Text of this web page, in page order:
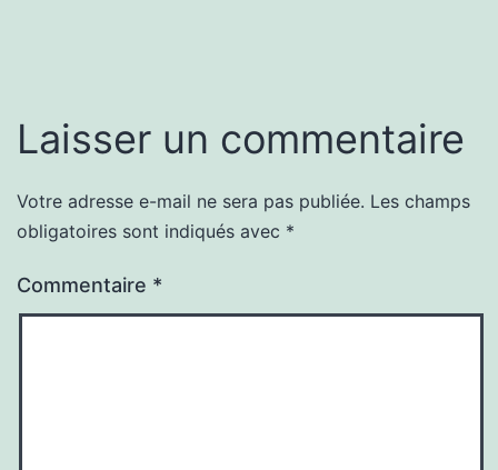
Laisser un commentaire
Votre adresse e-mail ne sera pas publiée. Les champs
obligatoires sont indiqués avec *
Commentaire *